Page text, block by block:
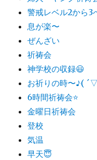
警戒レベル2から3
息が楽〜
ぜんざい
祈祷会
神学校の収録😃
お祈りの時〜♪(
6時間祈祷会⭐️
金曜日祈祷会
登校
気温
早天😇